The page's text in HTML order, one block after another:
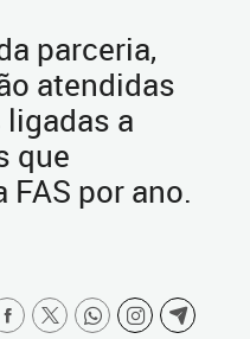
parceria,
atendidas
a
que
por ano.